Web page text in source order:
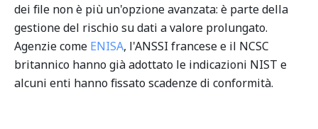
dei file non è più un'opzione avanzata: è parte della
gestione del rischio su dati a valore prolungato.
Agenzie come ENISA, l'ANSSI francese e il NCSC
britannico hanno già adottato le indicazioni NIST e
alcuni enti hanno fissato scadenze di conformità.